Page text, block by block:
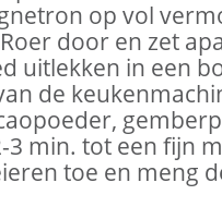
op vol
door en zet
uitlekken in een
de
3 min. tot een fijn
toe en meng